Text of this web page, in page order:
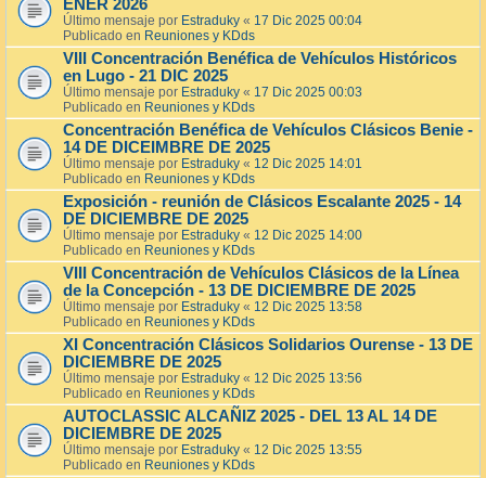
ENER 2026
Último mensaje por Estraduky « 17 Dic 2025 00:04
Publicado en Reuniones y KDds
VIII Concentración Benéfica de Vehículos Históricos
en Lugo - 21 DIC 2025
Último mensaje por Estraduky « 17 Dic 2025 00:03
Publicado en Reuniones y KDds
Concentración Benéfica de Vehículos Clásicos Benie -
14 DE DICEIMBRE DE 2025
Último mensaje por Estraduky « 12 Dic 2025 14:01
Publicado en Reuniones y KDds
Exposición - reunión de Clásicos Escalante 2025 - 14
DE DICIEMBRE DE 2025
Último mensaje por Estraduky « 12 Dic 2025 14:00
Publicado en Reuniones y KDds
VIII Concentración de Vehículos Clásicos de la Línea
de la Concepción - 13 DE DICIEMBRE DE 2025
Último mensaje por Estraduky « 12 Dic 2025 13:58
Publicado en Reuniones y KDds
XI Concentración Clásicos Solidarios Ourense - 13 DE
DICIEMBRE DE 2025
Último mensaje por Estraduky « 12 Dic 2025 13:56
Publicado en Reuniones y KDds
AUTOCLASSIC ALCAÑIZ 2025 - DEL 13 AL 14 DE
DICIEMBRE DE 2025
Último mensaje por Estraduky « 12 Dic 2025 13:55
Publicado en Reuniones y KDds